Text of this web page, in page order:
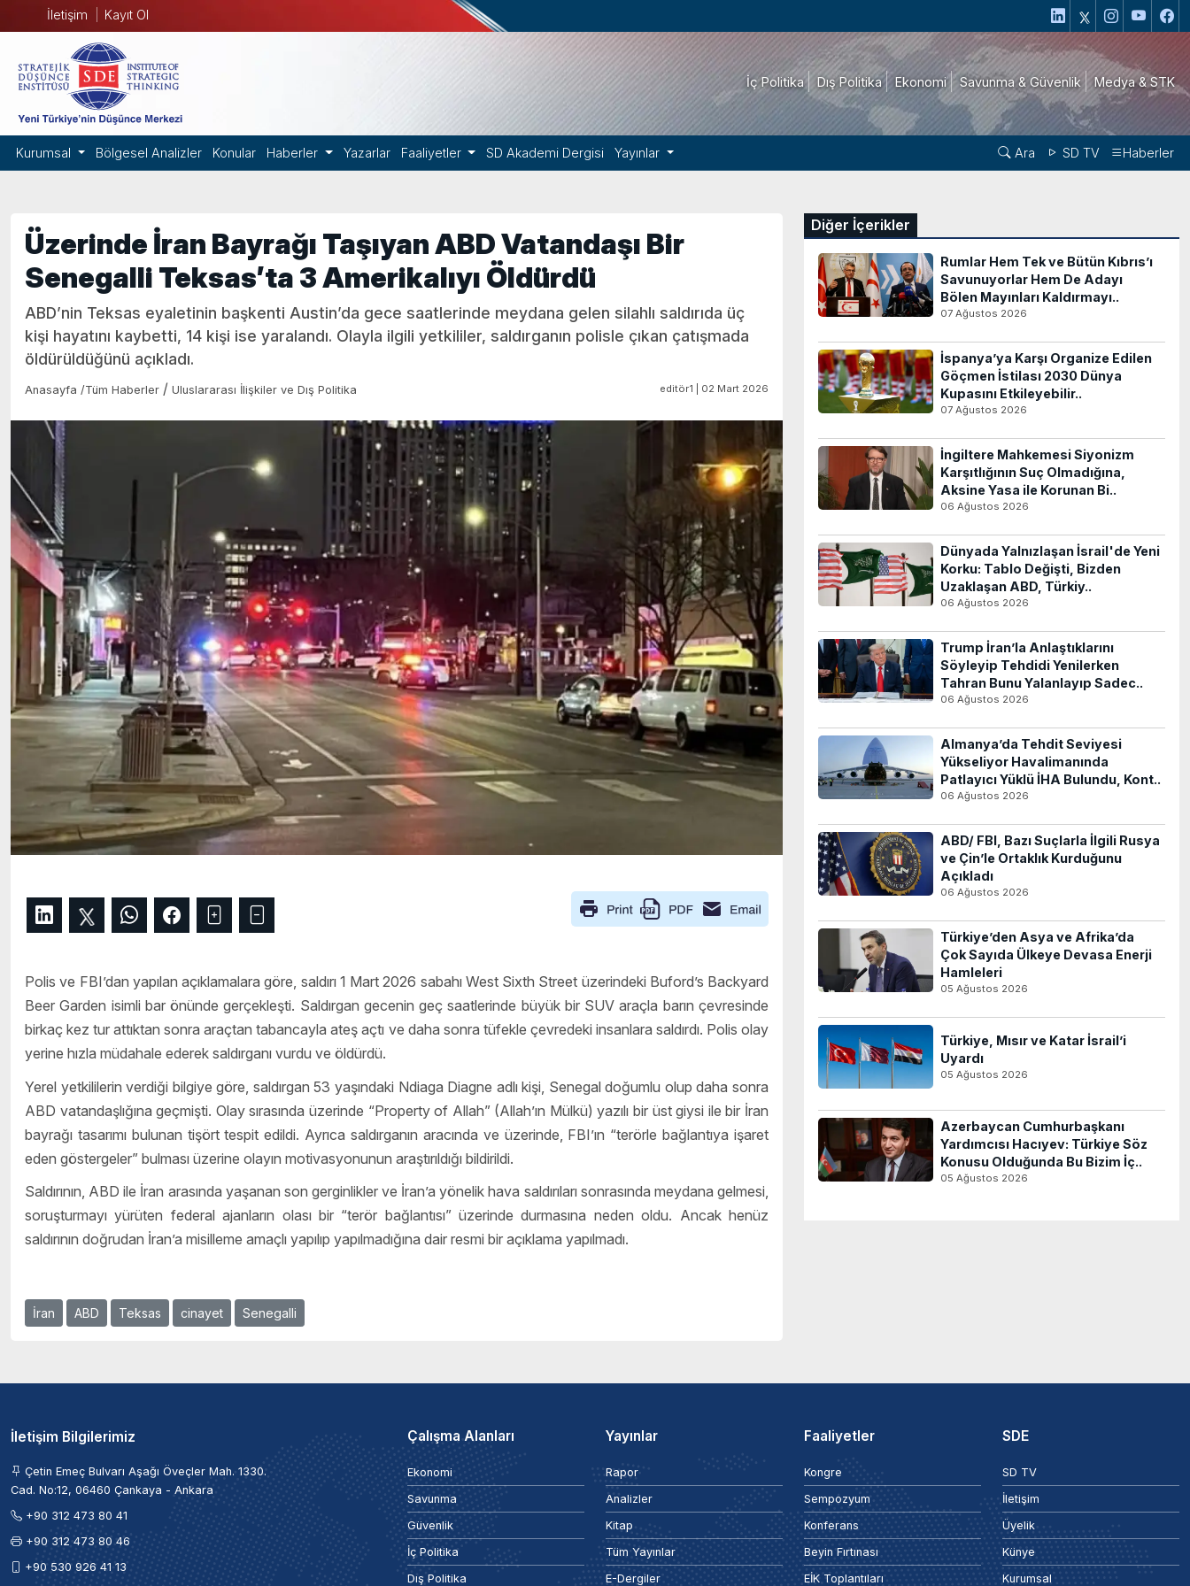
İletişim Kayıt Ol
İç Politika Dış Politika Ekonomi Savunma & Güvenlik Medya & STK
Kurumsal Bölgesel Analizler Konular Haberler Yazarlar Faaliyetler SD Akademi Dergisi Yayınlar Ara SD TV Haberler
Üzerinde İran Bayrağı Taşıyan ABD Vatandaşı Bir
Senegalli Teksas’ta 3 Amerikalıyı Öldürdü
ABD’nin Teksas eyaletinin başkenti Austin’da gece saatlerinde meydana gelen silahlı saldırıda üç
kişi hayatını kaybetti, 14 kişi ise yaralandı. Olayla ilgili yetkililer, saldırganın polisle çıkan çatışmada
öldürüldüğünü açıkladı.
Anasayfa /Tüm Haberler / Uluslararası İlişkiler ve Dış Politika editör1 | 02 Mart 2026
Polis ve FBI’dan yapılan açıklamalara göre, saldırı 1 Mart 2026 sabahı West Sixth Street üzerindeki Buford’s Backyard
Beer Garden isimli bar önünde gerçekleşti. Saldırgan gecenin geç saatlerinde büyük bir SUV araçla barın çevresinde
birkaç kez tur attıktan sonra araçtan tabancayla ateş açtı ve daha sonra tüfekle çevredeki insanlara saldırdı. Polis olay
yerine hızla müdahale ederek saldırganı vurdu ve öldürdü.
Yerel yetkililerin verdiği bilgiye göre, saldırgan 53 yaşındaki Ndiaga Diagne adlı kişi, Senegal doğumlu olup daha sonra
ABD vatandaşlığına geçmişti. Olay sırasında üzerinde “Property of Allah” (Allah’ın Mülkü) yazılı bir üst giysi ile bir İran
bayrağı tasarımı bulunan tişört tespit edildi. Ayrıca saldırganın aracında ve üzerinde, FBI’ın “terörle bağlantıya işaret
eden göstergeler” bulması üzerine olayın motivasyonunun araştırıldığı bildirildi.
Saldırının, ABD ile İran arasında yaşanan son gerginlikler ve İran’a yönelik hava saldırıları sonrasında meydana gelmesi,
soruşturmayı yürüten federal ajanların olası bir “terör bağlantısı” üzerinde durmasına neden oldu. Ancak henüz
saldırının doğrudan İran’a misilleme amaçlı yapılıp yapılmadığına dair resmi bir açıklama yapılmadı.
İran ABD Teksas cinayet Senegalli
Diğer İçerikler
Rumlar Hem Tek ve Bütün Kıbrıs’ı
Savunuyorlar Hem De Adayı
Bölen Mayınları Kaldırmayı..
07 Ağustos 2026
İspanya’ya Karşı Organize Edilen
Göçmen İstilası 2030 Dünya
Kupasını Etkileyebilir..
07 Ağustos 2026
İngiltere Mahkemesi Siyonizm
Karşıtlığının Suç Olmadığına,
Aksine Yasa ile Korunan Bi..
06 Ağustos 2026
Dünyada Yalnızlaşan İsrail'de Yeni
Korku: Tablo Değişti, Bizden
Uzaklaşan ABD, Türkiy..
06 Ağustos 2026
Trump İran’la Anlaştıklarını
Söyleyip Tehdidi Yenilerken
Tahran Bunu Yalanlayıp Sadec..
06 Ağustos 2026
Almanya’da Tehdit Seviyesi
Yükseliyor Havalimanında
Patlayıcı Yüklü İHA Bulundu, Kont..
06 Ağustos 2026
ABD/ FBI, Bazı Suçlarla İlgili Rusya
ve Çin’le Ortaklık Kurduğunu
Açıkladı
06 Ağustos 2026
Türkiye’den Asya ve Afrika’da
Çok Sayıda Ülkeye Devasa Enerji
Hamleleri
05 Ağustos 2026
Türkiye, Mısır ve Katar İsrail’i
Uyardı
05 Ağustos 2026
Azerbaycan Cumhurbaşkanı
Yardımcısı Hacıyev: Türkiye Söz
Konusu Olduğunda Bu Bizim İç..
05 Ağustos 2026
İletişim Bilgilerimiz
Çetin Emeç Bulvarı Aşağı Öveçler Mah. 1330.
Cad. No:12, 06460 Çankaya - Ankara
+90 312 473 80 41
+90 312 473 80 46
+90 530 926 41 13
Çalışma Alanları
Ekonomi
Savunma
Güvenlik
İç Politika
Dış Politika
Yayınlar
Rapor
Analizler
Kitap
Tüm Yayınlar
E-Dergiler
Faaliyetler
Kongre
Sempozyum
Konferans
Beyin Fırtınası
EİK Toplantıları
SDE
SD TV
İletişim
Üyelik
Künye
Kurumsal